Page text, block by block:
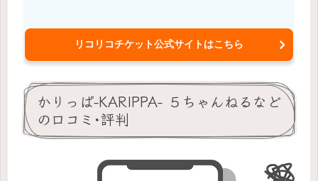
リコリコチケット公式サイトはこちら
かりっぱ-KARIPPA- ５ちゃんねるなど
の口コミ･評判